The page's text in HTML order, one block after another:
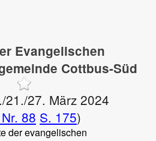
Evangelischen
Cottbus-Süd
21./27. März 2024
88 S. 175)
der evangelischen